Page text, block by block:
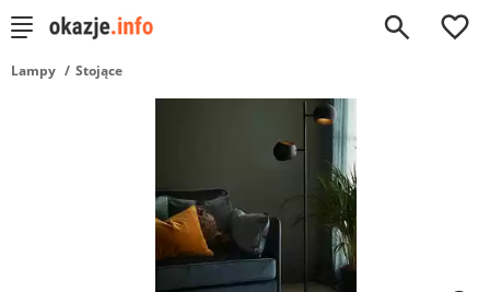
0
Lampy Stojące